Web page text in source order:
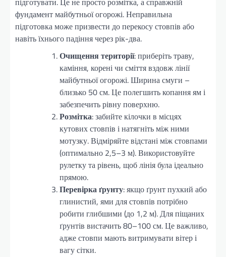
фундамент майбутньої огорожі. Неправильна
підготовка може призвести до перекосу стовпів або
навіть їхнього падіння через рік-два.
Очищення території: приберіть траву,
каміння, корені чи сміття вздовж лінії
майбутньої огорожі. Ширина смуги –
близько 50 см. Це полегшить копання ям і
забезпечить рівну поверхню.
Розмітка: забийте кілочки в місцях
кутових стовпів і натягніть між ними
мотузку. Відміряйте відстані між стовпами
(оптимально 2,5–3 м). Використовуйте
рулетку та рівень, щоб лінія була ідеально
прямою.
Перевірка ґрунту: якщо ґрунт пухкий або
глинистий, ями для стовпів потрібно
робити глибшими (до 1,2 м). Для піщаних
ґрунтів вистачить 80–100 см. Це важливо,
адже стовпи мають витримувати вітер і
вагу сітки.